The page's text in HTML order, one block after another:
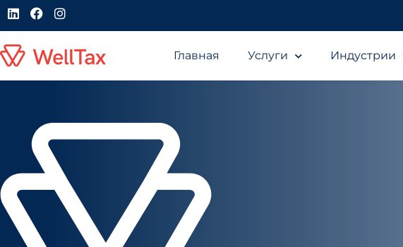
Главная Услуги Индустрии